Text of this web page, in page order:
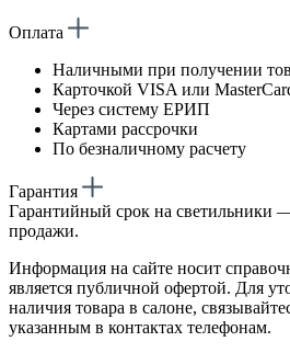
Оплата
Наличными при получении
Карточкой VISA или
Через систему ЕРИП
Картами рассрочки
По безналичному расчету
Гарантия
Гарантийный срок на светильники
продажи.
Информация на сайте носит
является публичной офертой. Для
наличия товара в салоне,
указанным в контактах телефонам.